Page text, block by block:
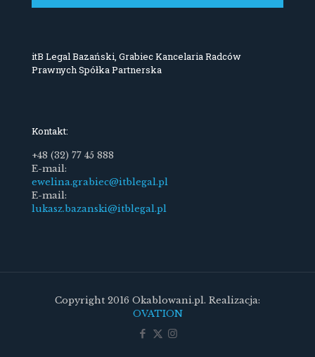
itB Legal Bazański, Grabiec Kancelaria Radców
Prawnych Spółka Partnerska
Kontakt:
+48 (32) 77 45 888
E-mail:
ewelina.grabiec@itblegal.pl
E-mail:
lukasz.bazanski@itblegal.pl
Copyright 2016 Okablowani.pl. Realizacja:
OVATION